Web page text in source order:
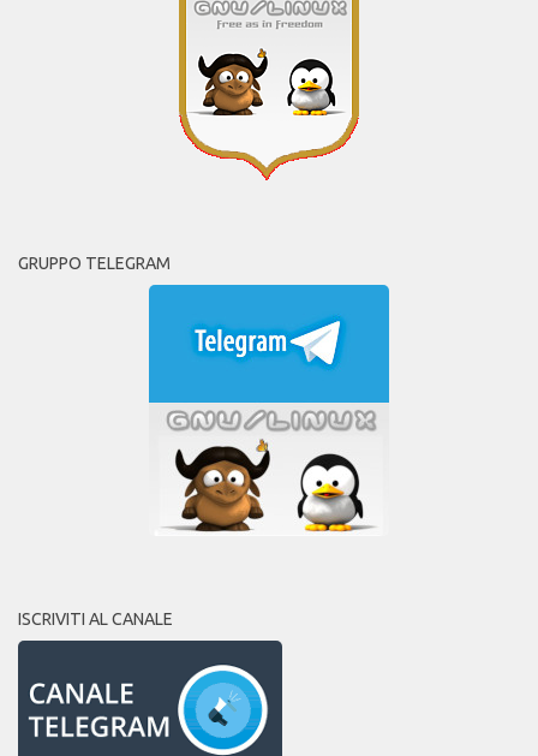
GRUPPO TELEGRAM
ISCRIVITI AL CANALE